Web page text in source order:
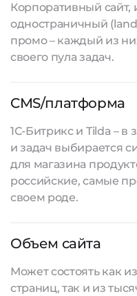
Корпоративный сайт,
одностраничный
промо – каждый из
своего пула задач.
CMS/платформа
1С-Битрикс и Tilda – в
и задач выбирается
для магазина
российские, самые
своем роде.
Объем сайта
Может состоять как
страниц, так и из